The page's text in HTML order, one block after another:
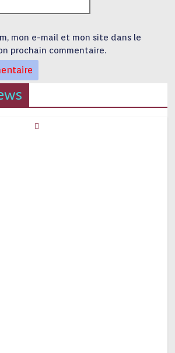
mon e-mail et mon site dans le
prochain commentaire.